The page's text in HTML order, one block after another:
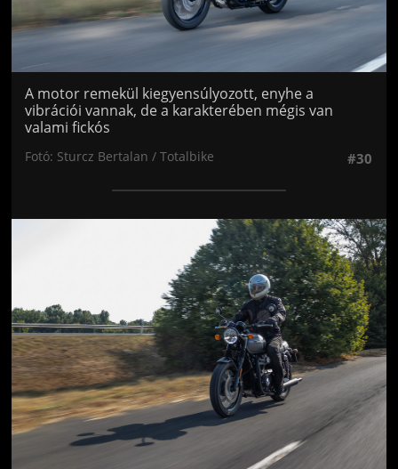
A motor remekül kiegyensúlyozott, enyhe a
vibrációi vannak, de a karakterében mégis van
valami fickós
Fotó: Sturcz Bertalan / Totalbike #30
Jön még kép!